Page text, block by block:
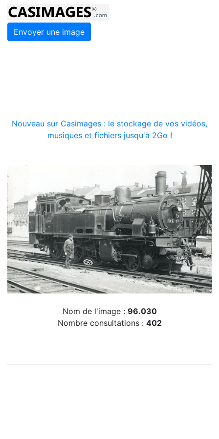
Envoyer une image
Nouveau sur Casimages : le stockage de vos vidéos,
musiques et fichiers jusqu'à 2Go !
Nom de l'image : 96.030
Nombre consultations : 402